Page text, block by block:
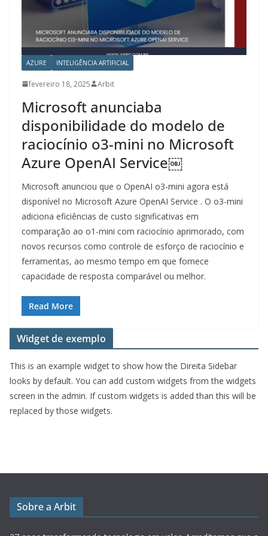
AZURE INTELIGÊNCIA ARTIFICIAL
fevereiro 18, 2025 Arbit
Microsoft anunciaba
disponibilidade do modelo de
raciocínio o3-mini no Microsoft
Azure OpenAI Service￼
Microsoft anunciou que o OpenAI o3-mini agora está
disponível no Microsoft Azure OpenAI Service . O o3-mini
adiciona eficiências de custo significativas em
comparação ao o1-mini com raciocínio aprimorado, com
novos recursos como controle de esforço de raciocínio e
ferramentas, ao mesmo tempo em que fornece
capacidade de resposta comparável ou melhor.
Read More
Widget de exemplo
This is an example widget to show how the Direita Sidebar
looks by default. You can add custom widgets from the widgets
screen in the admin. If custom widgets is added than this will be
replaced by those widgets.
Sobre a Arbit